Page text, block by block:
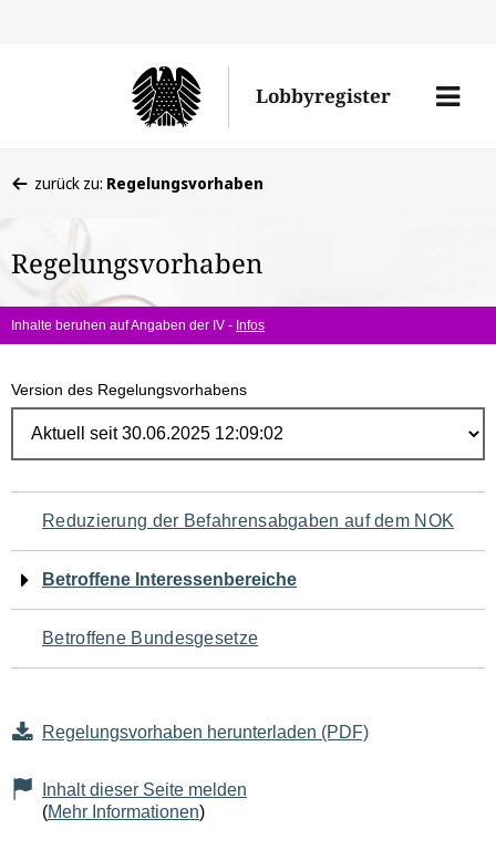
Lobbyregister
Menü
befinden
hier:
zurück zu: Regelungsvorhaben
Regelungsvorhaben
Inhalte beruhen auf Angaben der IV - Infos
Version des Regelungsvorhabens
Navigation
für
den
Seiteninhalt
Reduzierung der Befahrensabgaben auf dem NOK
Betroffene Interessenbereiche
Betroffene Bundesgesetze
Regelungsvorhaben herunterladen (PDF)
Inhalt dieser Seite melden
(Mehr Informationen)